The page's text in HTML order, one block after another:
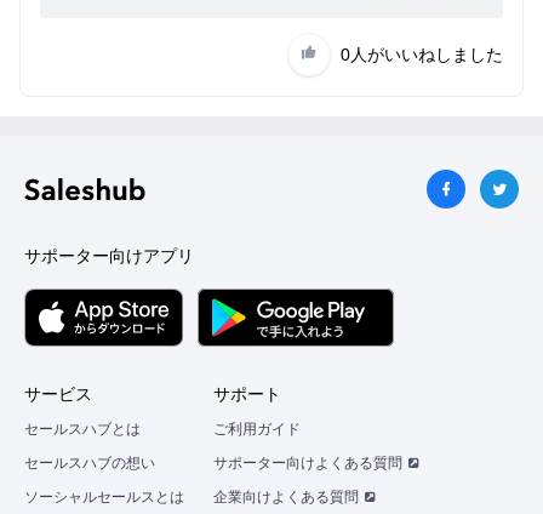
0人がいいねしました
サポーター向けアプリ
サービス
セールスハブとは
セールスハブの想い
ソーシャルセールスとは
サポート
ご利用ガイド
サポーター向けよくある質問
企業向けよくある質問